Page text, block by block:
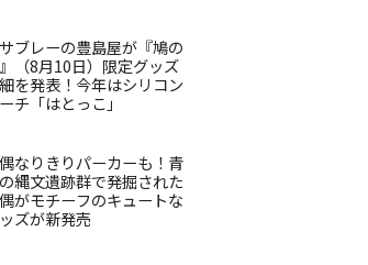
ブレーの豊島屋が『鳩の
（8月10日）限定グッズ
を発表！今年はシリコン
チ「はとっこ」
なりきりパーカーも！青
縄文遺跡群で発掘された
がモチーフのキュートな
ズが新発売